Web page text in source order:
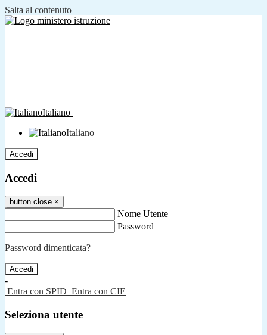
Salta al contenuto
Italiano
Italiano
Accedi
Accedi
button close ×
Nome Utente
Password
Password dimenticata?
-
Entra con SPID Entra con CIE
Seleziona utente